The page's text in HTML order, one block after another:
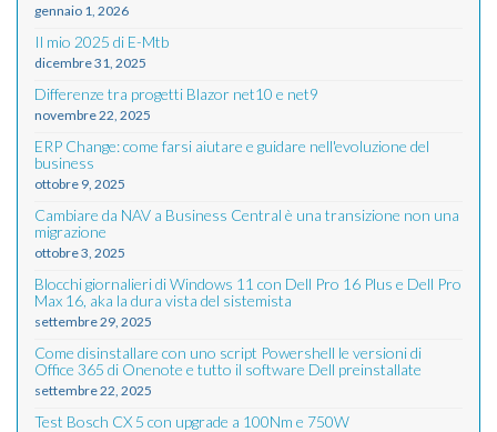
gennaio 1, 2026
Il mio 2025 di E-Mtb
dicembre 31, 2025
Differenze tra progetti Blazor net10 e net9
novembre 22, 2025
ERP Change: come farsi aiutare e guidare nell'evoluzione del
business
ottobre 9, 2025
Cambiare da NAV a Business Central è una transizione non una
migrazione
ottobre 3, 2025
Blocchi giornalieri di Windows 11 con Dell Pro 16 Plus e Dell Pro
Max 16, aka la dura vista del sistemista
settembre 29, 2025
Come disinstallare con uno script Powershell le versioni di
Office 365 di Onenote e tutto il software Dell preinstallate
settembre 22, 2025
Test Bosch CX 5 con upgrade a 100Nm e 750W